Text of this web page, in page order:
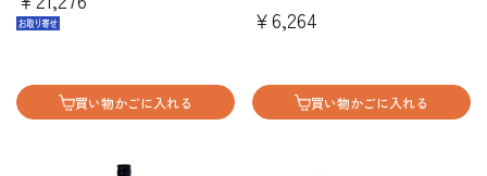
買い物かごに入れる
￥6,264
買い物かごに入れる